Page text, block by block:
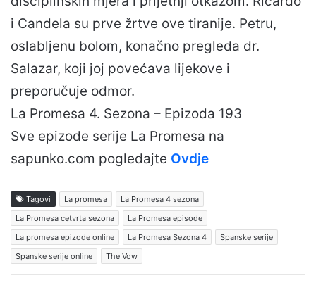
i Candela su prve žrtve ove tiranije. Petru,
oslabljenu bolom, konačno pregleda dr.
Salazar, koji joj povećava lijekove i
preporučuje odmor.
La Promesa 4. Sezona – Epizoda 193
Sve epizode serije La Promesa na
sapunko.com pogledajte Ovdje
Tagovi La promesa
La Promesa 4 sezona
La Promesa cetvrta sezona
La Promesa episode
La promesa epizode online
La Promesa Sezona 4
Spanske serije
Spanske serije online
The Vow